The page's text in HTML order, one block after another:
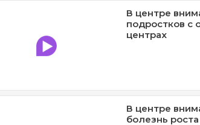
В центре
подростков с
центрах
В центре
болезнь роста